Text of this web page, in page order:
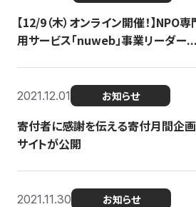
【12/9（木）オンライン開催！】NPO
用サービス「nuweb」事業リーダー...
2021.12.01 お知らせ
寄付者に感謝を伝える寄付月間企画
サイトが公開
2021.11.30 お知らせ